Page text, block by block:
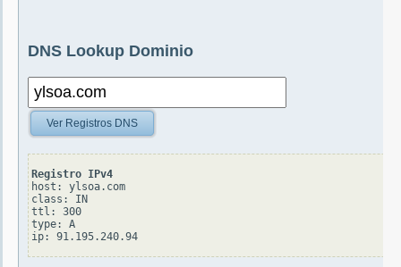
DNS Lookup Dominio
Ver Registros DNS
Registro IPv4
host: ylsoa.com
class: IN
ttl: 300
type: A